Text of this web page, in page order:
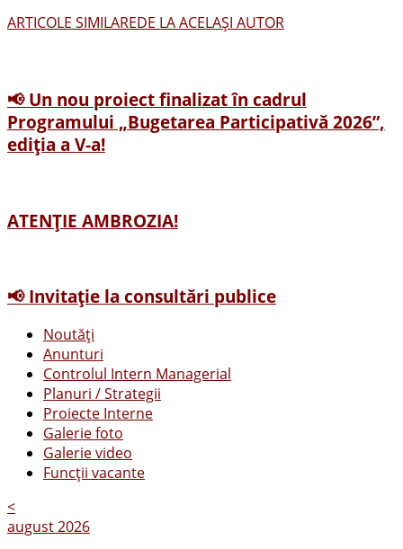
ARTICOLE SIMILAREDE LA ACELAȘI AUTOR
📢 Un nou proiect finalizat în cadrul
Programului „Bugetarea Participativă 2026”,
ediția a V-a!
ATENȚIE AMBROZIA!
📢 Invitație la consultări publice
Noutăți
Anunturi
Controlul Intern Managerial
Planuri / Strategii
Proiecte Interne
Galerie foto
Galerie video
Funcții vacante
<
august 2026